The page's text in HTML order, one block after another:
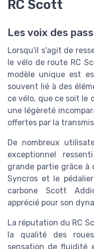
RC Scott
Les voix des
Lorsqu'il s'agit de
le vélo de route RC
modèle unique est
souvent lié à des
ce vélo, que ce soit le
une légèreté
offertes par la
De nombreux
exceptionnel
grande partie grâce à
Syncros et le
carbone Scott
apprécié pour son
La réputation du RC
la qualité des
sensation de fluidité